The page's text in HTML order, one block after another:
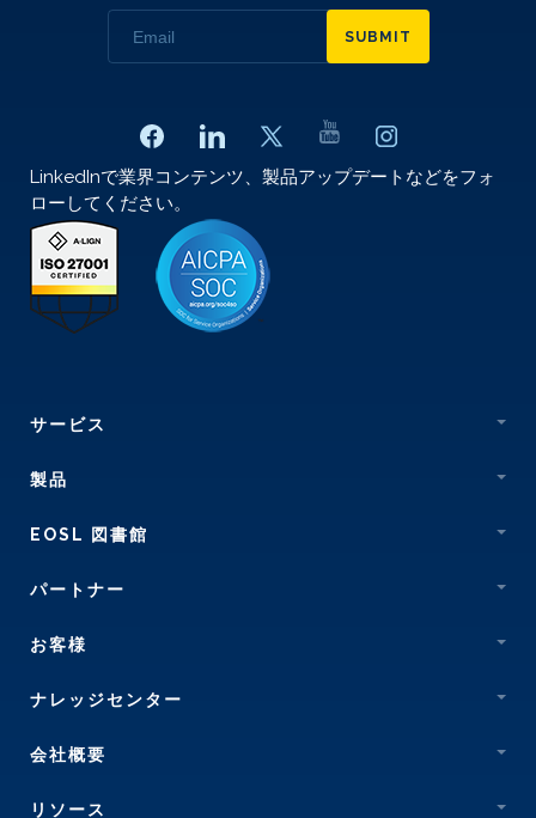
SUBMIT
LinkedInで業界コンテンツ、製品アップデートなどをフォ
ローしてください。
サービス
製品
EOSL 図書館
パートナー
お客様
ナレッジセンター
会社概要
リソース